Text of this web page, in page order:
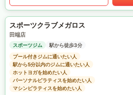
スポーツクラブメガロス
田端店
スポーツジム
駅から徒歩3分
プール付きジムに通いたい人
駅から5分以内のジムに通いたい人
ホットヨガを始めたい人
パーソナルピラティスを始めたい人
マシンピラティスを始めたい人